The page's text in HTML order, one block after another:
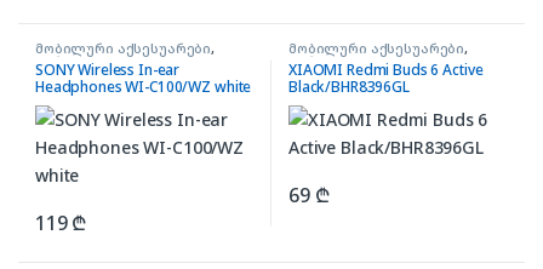
მობილური აქსესუარები,
ყურსასმენები EARPHONES
SONY Wireless In-ear
Headphones WI-C100/WZ white
119₾
მობილური აქსესუარები,
ყურსასმენები BUDS
XIAOMI Redmi Buds 6 Active
Black/BHR8396GL
69 ₾